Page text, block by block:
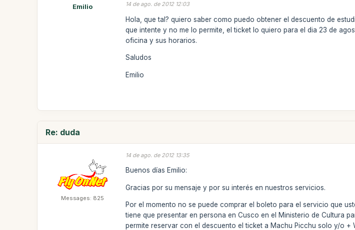
Emilio 14 de ago. de 2012 12:03
Hola, que tal? quiero saber como puedo obtener el descuento de
que intente y no me lo permite, el ticket lo quiero para el dia 23 de
oficina y sus horarios.
Saludos
Emilio
Re: duda
Messages: 825
14 de ago. de 2012 13:35
Buenos días Emilio:
Gracias por su mensaje y por su interés en nuestros servicios.
Por el momento no se puede comprar el boleto para el servicio que
tiene que presentar en persona en Cusco en el Ministerio de Cultura
permite reservar con el descuento el ticket a Machu Picchu solo y/o +